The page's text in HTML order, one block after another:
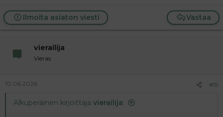
Vastaa
Ilmoita asiaton viesti
vierailija
Vieras
10.06.2026 #15
Alkuperäinen kirjoittaja vierailija: